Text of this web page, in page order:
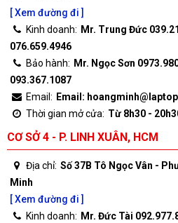
[ Xem đường đi ]
Kinh doanh: Mr. Trung Đức
076.659.4946
Bảo hành: Mr. Ngọc Sơn
093.367.1087
Email: Email:
Thời gian mở cửa: Từ 8h30 -
CƠ SỞ 4 - P. LINH XUÂN, HCM
Địa chỉ: Số 37B Tô Ngọc Vân -
Minh
[ Xem đường đi ]
Kinh doanh: Mr. Đức Tài